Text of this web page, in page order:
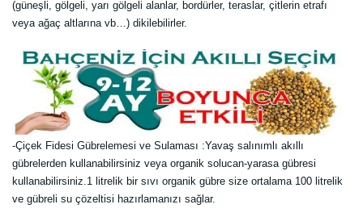
(güneşli, gölgeli, yarı gölgeli alanlar, bordürler, teraslar, çitlerin etrafı
veya ağaç altlarına vb…) dikilebilirler.
-Çiçek Fidesi Gübrelemesi ve Sulaması :Yavaş salınımlı akıllı
gübrelerden kullanabilirsiniz veya organik solucan-yarasa gübresi
kullanabilirsiniz.1 litrelik bir sıvı organik gübre size ortalama 100 litrelik
ve gübreli su çözeltisi hazırlamanızı sağlar.